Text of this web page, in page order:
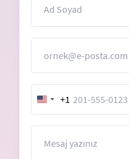
United
States
+1